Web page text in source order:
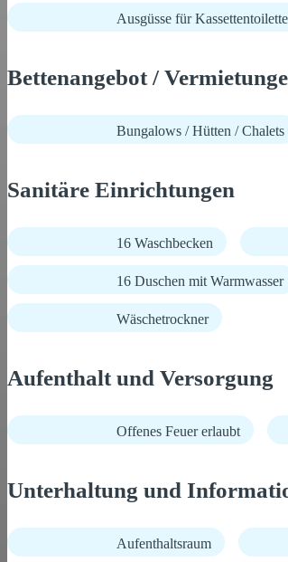
Ausgüsse für
Bettenangebot /
Bungalows / Hütten / Chalets
Sanitäre Einrichtungen
16 Waschbecken
16 Duschen mit Warmwasser
Wäschetrockner
Aufenthalt und Versorgung
Offenes Feuer erlaubt
Unterhaltung und
Aufenthaltsraum